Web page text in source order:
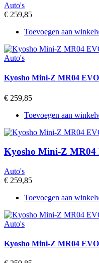
Auto's
€ 259,85
Toevoegen aan
Auto's
Kyosho Mini-Z MR04
€ 259,85
Toevoegen aan
Kyosho Mini-Z MR04
Auto's
€ 259,85
Toevoegen aan
Auto's
Kyosho Mini-Z MR04